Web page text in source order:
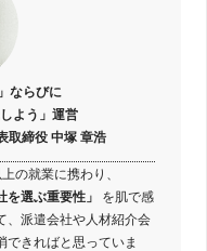
ならびに
よう」運営
取締役 中塚 章浩
の就業に携わり、
を選ぶ重要性」
を肌で感
、派遣会社や人材紹介会
できればと思っていま